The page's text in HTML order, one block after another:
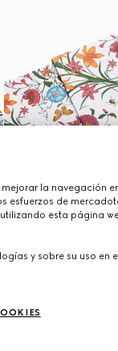
la navegación
esfuerzos de
esta página
y sobre su uso en